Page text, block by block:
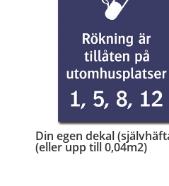
Din egen dekal
(eller upp till 0,04m2)